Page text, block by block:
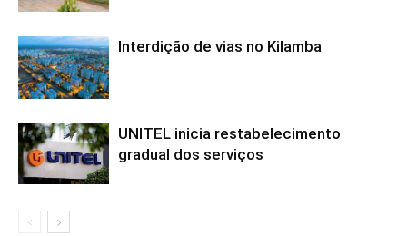
Interdição de vias no Kilamba
UNITEL inicia restabelecimento
gradual dos serviços